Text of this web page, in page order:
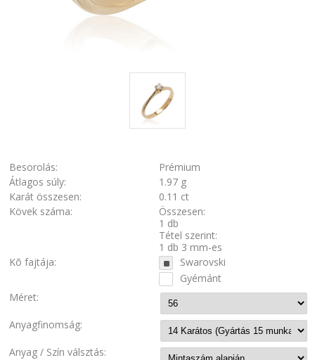
Besorolás:
Prémium
Átlagos súly:
1.97 g
Karát összesen:
0.11 ct
Kövek száma:
Összesen:
1 db
Tétel szerint:
1 db 3 mm-es
Kõ fajtája:
Swarovski
Gyémánt
Méret:
Anyagfinomság:
Anyag / Szín válsztás: